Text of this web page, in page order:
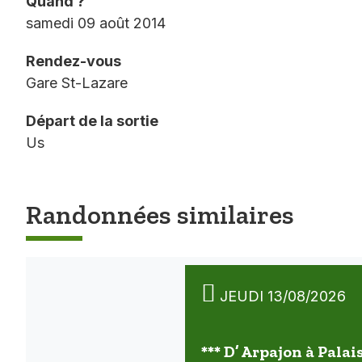
samedi 09 août 2014
Rendez-vous
Gare St-Lazare
Départ de la sortie
Us
Randonnées similaires
JEUDI 13/08/2026
*** D’ Arpajon à